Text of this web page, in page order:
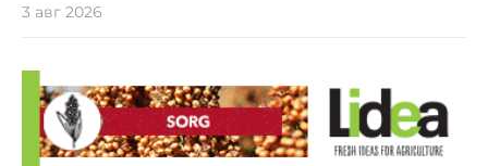
3 авг 2026